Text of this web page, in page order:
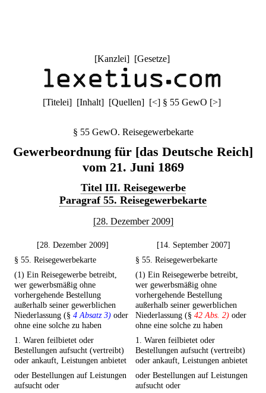
[Kanzlei] [Gesetze]
[Titelei] [Inhalt] [Quellen] [<] § 55 GewO [>]
§ 55 GewO. Reisegewerbekarte
Gewerbeordnung für [das Deutsche Reich]
vom 21. Juni 1869
Titel III. Reisegewerbe
Paragraf 55. Reisegewerbekarte
[28. Dezember 2009]
[28. Dezember 2009]
[14. September 2007]
§ 55. Reisegewerbekarte
§ 55. Reisegewerbekarte
(1) Ein Reisegewerbe betreibt,
wer gewerbsmäßig ohne
vorhergehende Bestellung
außerhalb seiner gewerblichen
Niederlassung (§ 4 Absatz 3) oder
ohne eine solche zu haben
(1) Ein Reisegewerbe betreibt,
wer gewerbsmäßig ohne
vorhergehende Bestellung
außerhalb seiner gewerblichen
Niederlassung (§ 42 Abs. 2) oder
ohne eine solche zu haben
1. Waren feilbietet oder
Bestellungen aufsucht (vertreibt)
oder ankauft, Leistungen anbietet
1. Waren feilbietet oder
Bestellungen aufsucht (vertreibt)
oder ankauft, Leistungen anbietet
oder Bestellungen auf Leistungen
aufsucht oder
oder Bestellungen auf Leistungen
aufsucht oder